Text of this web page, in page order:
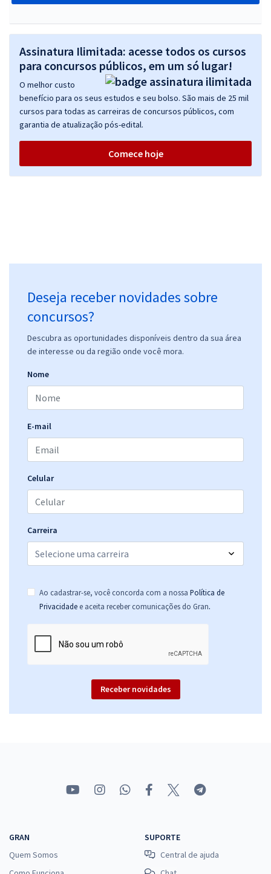
Assinatura Ilimitada: acesse todos os cursos
para concursos públicos, em um só lugar!
O melhor custo
benefício para os seus estudos e seu bolso. São mais de 25 mil
cursos para todas as carreiras de concursos públicos, com
garantia de atualização pós-edital.
Comece hoje
Deseja receber novidades sobre
concursos?
Descubra as oportunidades disponíveis dentro da sua área
de interesse ou da região onde você mora.
Nome
E-mail
Celular
Carreira
Ao cadastrar-se, você concorda com a nossa Política de
Privacidade e aceita receber comunicações do Gran.
Receber novidades
GRAN
Quem Somos
SUPORTE
Central de ajuda